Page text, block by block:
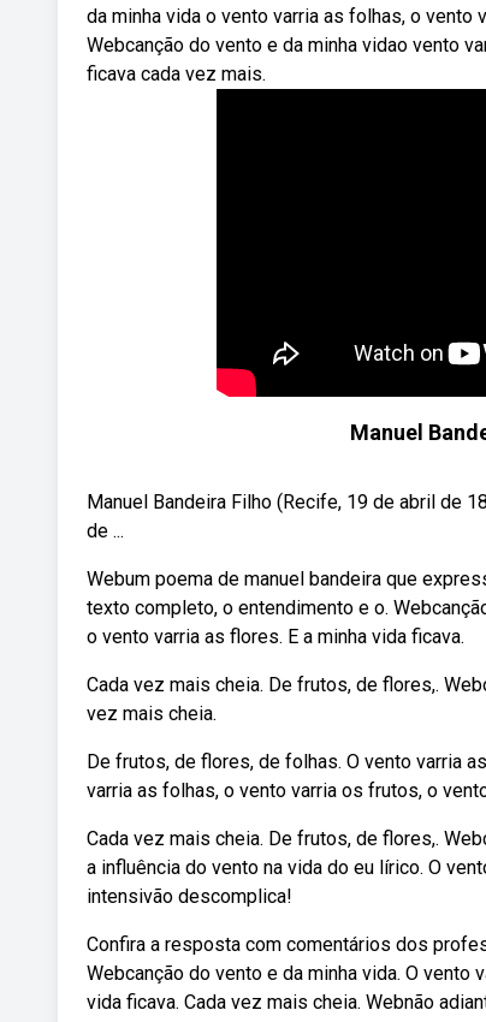
da minha vida o vento varria as folhas, o vento
Webcanção do vento e da minha vidao vento
ficava cada vez mais.
Manuel
Manuel Bandeira Filho (Recife, 19 de abril de
de ...
Webum poema de manuel bandeira que
texto completo, o entendimento e o.
o vento varria as flores. E a minha vida ficava.
Cada vez mais cheia. De frutos, de flores,.
vez mais cheia.
De frutos, de flores, de folhas. O vento varria
varria as folhas, o vento varria os frutos, o
Cada vez mais cheia. De frutos, de flores,.
a influência do vento na vida do eu lírico. O
intensivão descomplica!
Confira a resposta com comentários dos
Webcanção do vento e da minha vida. O
vida ficava. Cada vez mais cheia. Webnão